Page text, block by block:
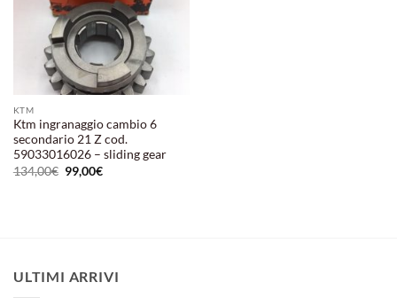
KTM
Ktm ingranaggio cambio 6
secondario 21 Z cod.
59033016026 – sliding gear
134,00€ Il
prezzo
99,00€Il
ULTIMI ARRIVI